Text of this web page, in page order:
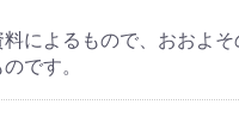
によるもので、おおよそ
です。